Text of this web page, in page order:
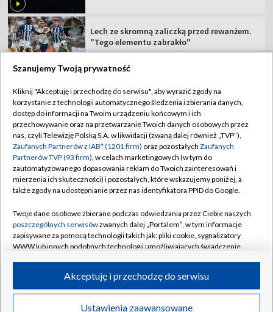
Lech ze skromną zaliczką przed rewanżem.
"Tego elementu zabrakło"
TVP
Abonament TVP
Sklep TVP
Biuro Reklamy
Oferta Handlowa
Emisja w TVP
Rada Programowa
Ogłoszenia przetargowe
Akademia Telewizyjna
Informacje o nadawcy
Regulamin TVP
Polityka prywatności
Moje zgody
Biuro reklamy
Kanały
©2026 Telewizja Polska Spółka Akcyjna w likwidacji
Szanujemy Twoją prywatność
Kliknij "Akceptuję i przechodzę do serwisu", aby wyrazić zgody na
korzystanie z technologii automatycznego śledzenia i zbierania danych,
dostęp do informacji na Twoim urządzeniu końcowym i ich
przechowywanie oraz na przetwarzanie Twoich danych osobowych przez
nas, czyli Telewizję Polską S.A. w likwidacji (zwaną dalej również „TVP”),
Zaufanych Partnerów z IAB* (1201 firm) oraz pozostałych Zaufanych
Partnerów TVP (93 firm), w celach marketingowych (w tym do
zautomatyzowanego dopasowania reklam do Twoich zainteresowań i
mierzenia ich skuteczności) i pozostałych, które wskazujemy poniżej, a
także zgody na udostępnianie przez nas identyfikatora PPID do Google.
Twoje dane osobowe zbierane podczas odwiedzania przez Ciebie naszych
poszczególnych serwisówzwanych dalej „Portalem”, w tym informacje
zapisywane za pomocą technologii takich jak: pliki cookie, sygnalizatory
WWW lub innych podobnych technologii umożliwiających świadczenie
ruchu w Internecie.
Twoje dane osobowe zbierane podczas odwiedzania przez Ciebie
Ustawienia zaawansowane
Akceptuję i przechodzę do serwisu